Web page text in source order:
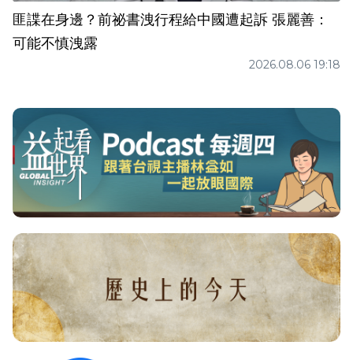
匪諜在身邊？前祕書洩行程給中國遭起訴 張麗善：
可能不慎洩露
2026.08.06 19:18